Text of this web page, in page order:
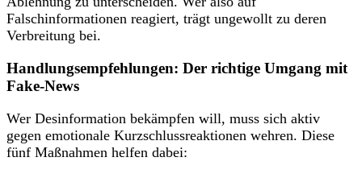
Falschinformationen reagiert, trägt ungewollt zu deren
Verbreitung bei.
Handlungsempfehlungen: Der richtige Umgang mit
Fake-News
Wer Desinformation bekämpfen will, muss sich aktiv
gegen emotionale Kurzschlussreaktionen wehren. Diese
fünf Maßnahmen helfen dabei: